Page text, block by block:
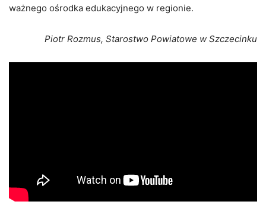
ważnego ośrodka edukacyjnego w regionie.
Piotr Rozmus, Starostwo Powiatowe w Szczecinku